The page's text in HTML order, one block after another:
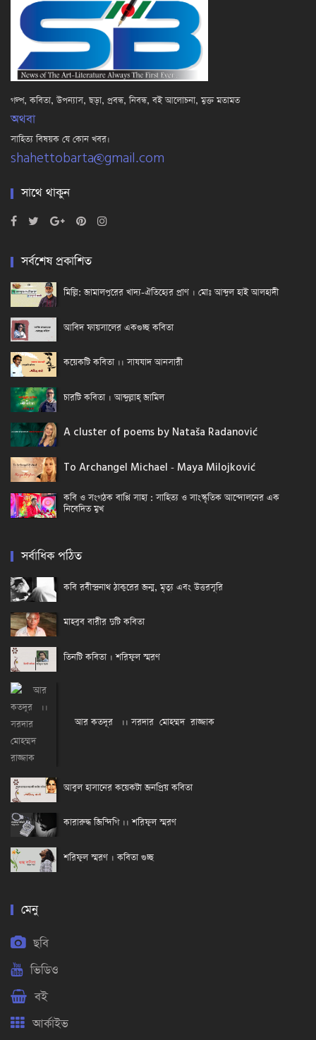
গল্প, কবিতা, উপন্যাস, ছড়া, প্রবন্ধ, নিবন্ধ, বই আলোচনা, মুক্ত মতামত
অথবা
সাহিত্য বিষয়ক যে কোন খবর।
shahettobarta@gmail.com
সাথে থাকুন
সর্বশেষ প্রকাশিত
মিল্লি: জামালপুরের খাদ্য-ঐতিহ্যের প্রাণ । মোঃ আব্দুল হাই আলহাদী
আবিদ ফায়সালের একগুচ্ছ কবিতা
কয়েকটি কবিতা ।। সাযযাদ আনসারী
চারটি কবিতা । আব্দুল্লাহ্ জামিল
A cluster of poems by Nataša Radanović
To Archangel Michael - Maya Milojković
কবি ও সংগঠক বাপ্পি সাহা : সাহিত্য ও সাংস্কৃতিক আন্দোলনের এক
নিবেদিত মুখ
সর্বাধিক পঠিত
কবি রবীন্দ্রনাথ ঠাকুরের জন্ম, মৃত্যু এবং উত্তরসূরি
মাহবুব বারীর দুটি কবিতা
তিনটি কবিতা । শরিফুল স্মরণ
আর কতদূর ।। সরদার মোহম্মদ রাজ্জাক
আবুল হাসানের কয়েকটা জনপ্রিয় কবিতা
কারারুদ্ধ জিন্দিগি ।। শরিফুল স্মরণ
শরিফুল স্মরণ । কবিতা গুচ্ছ
মেনু
ছবি
ভিডিও
বই
আর্কাইভ